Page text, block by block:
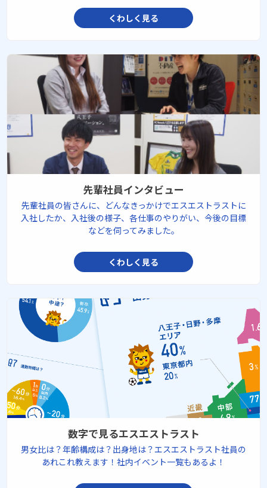
くわしく見る
先輩社員インタビュー
先輩社員の皆さんに、どんなきっかけでエスエストラストに
入社したか、入社後の様子、各仕事のやりがい、今後の目標
などを伺ってみました。
くわしく見る
数字で見るエスエストラスト
男女比は？年齢構成は？出身地は？エスエストラスト社員の
あれこれ教えます！社内イベント一覧もあるよ！